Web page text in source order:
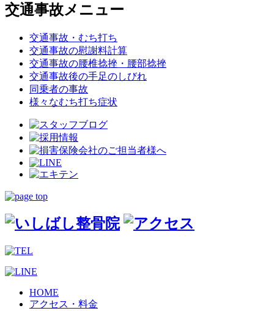
交通事故メニュー
交通事故・むち打ち
交通事故の慰謝料計算
交通事故の腰椎捻挫・腰部捻挫
交通事故後の手足のしびれ
同乗者の事故
様々なむち打ち症状
HOME
アクセス・料金